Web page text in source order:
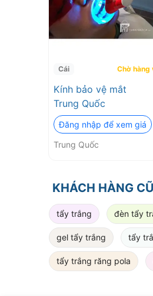
Cái Chờ hàng
Kính bảo vệ mắt
Trung Quốc
Đăng nhập để xem giá
Trung Quốc
KHÁCH HÀNG
tẩy trắng đèn tẩy
gel tẩy trắng tẩy
tẩy trắng răng pola